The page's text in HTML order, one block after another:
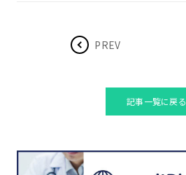
PREV
記事一覧に戻る